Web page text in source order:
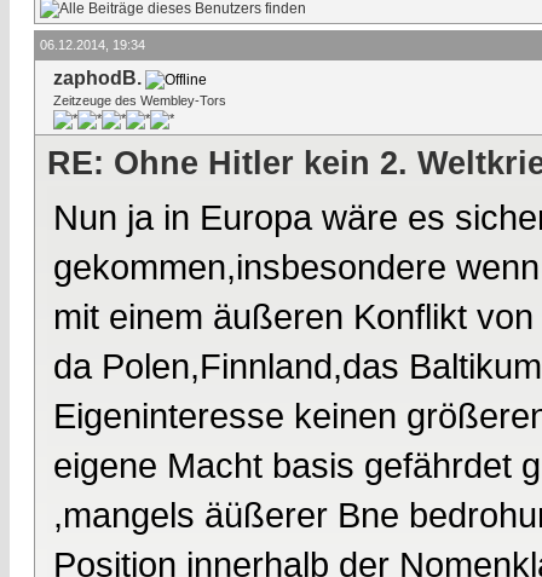
06.12.2014, 19:34
zaphodB.
Zeitzeuge des Wembley-Tors
RE: Ohne Hitler kein 2.
Nun ja in Europa wäre es
gekommen,insbesondere
mit einem äußeren Konflikt
da Polen,Finnland,das
Eigeninteresse keinen
eigene Macht basis gefährdet
,mangels äüßerer Bne
Position innerhalb der